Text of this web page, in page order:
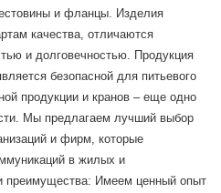
и фланцы. Изделия
качества, отличаются
и долговечностью. Продукция
безопасной для питьевого
продукции и кранов – еще одно
Мы предлагаем лучший выбор
и фирм, которые
в жилых и
Имеем ценный опыт